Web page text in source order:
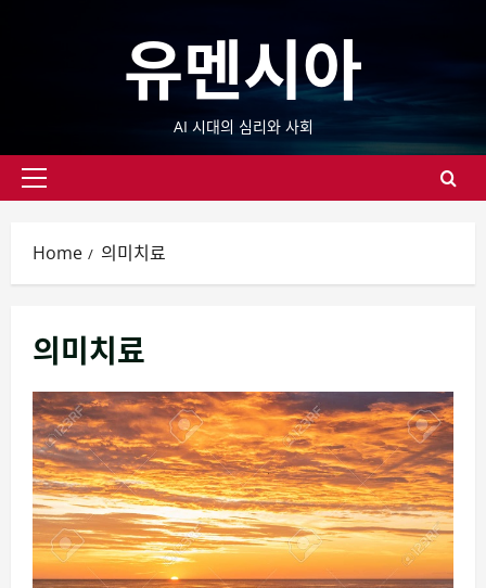
유멘시아
AI 시대의 심리와 사회
Primary
Home 의미치료
의미치료